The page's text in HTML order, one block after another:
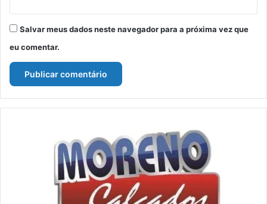
Salvar meus dados neste navegador para a próxima vez que
eu comentar.